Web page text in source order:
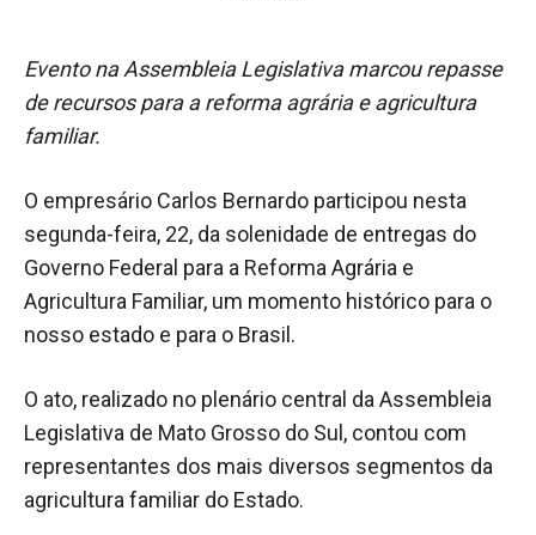
Evento na Assembleia Legislativa marcou repasse
de recursos para a reforma agrária e agricultura
familiar.
O empresário Carlos Bernardo participou nesta
segunda-feira, 22, da solenidade de entregas do
Governo Federal para a Reforma Agrária e
Agricultura Familiar, um momento histórico para o
nosso estado e para o Brasil.
O ato, realizado no plenário central da Assembleia
Legislativa de Mato Grosso do Sul, contou com
representantes dos mais diversos segmentos da
agricultura familiar do Estado.